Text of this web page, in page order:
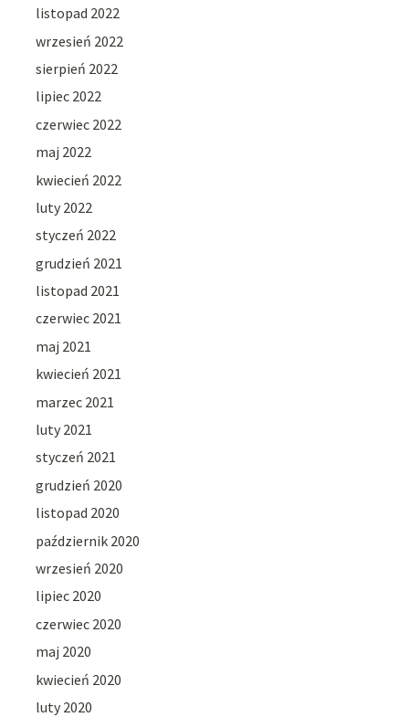
listopad 2022
wrzesień 2022
sierpień 2022
lipiec 2022
czerwiec 2022
maj 2022
kwiecień 2022
luty 2022
styczeń 2022
grudzień 2021
listopad 2021
czerwiec 2021
maj 2021
kwiecień 2021
marzec 2021
luty 2021
styczeń 2021
grudzień 2020
listopad 2020
październik 2020
wrzesień 2020
lipiec 2020
czerwiec 2020
maj 2020
kwiecień 2020
luty 2020